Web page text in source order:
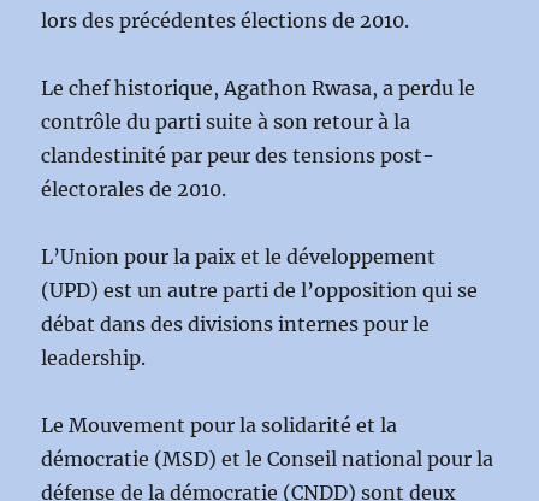
lors des précédentes élections de 2010.
Le chef historique, Agathon Rwasa, a perdu le
contrôle du parti suite à son retour à la
clandestinité par peur des tensions post-
électorales de 2010.
L’Union pour la paix et le développement
(UPD) est un autre parti de l’opposition qui se
débat dans des divisions internes pour le
leadership.
Le Mouvement pour la solidarité et la
démocratie (MSD) et le Conseil national pour la
défense de la démocratie (CNDD) sont deux